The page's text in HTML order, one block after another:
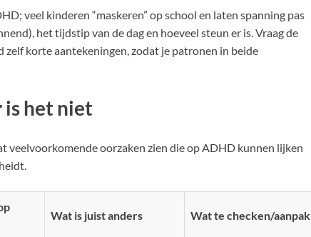
veel kinderen “maskeren” op school en laten spanning pas
het tijdstip van de dag en hoeveel steun er is. Vraag de
korte aantekeningen, zodat je patronen in beide
het niet
veelvoorkomende oorzaken zien die op ADHD kunnen lijken
Wat is juist anders Wat te checken/aanpak